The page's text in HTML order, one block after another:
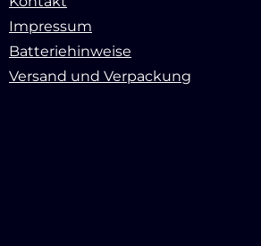
Impressum
Batteriehinweise
Versand und Verpackung